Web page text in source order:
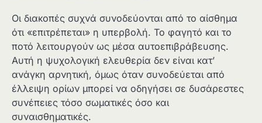
Οι διακοπές συχνά συνοδεύονται από το αίσθημα
ότι «επιτρέπεται» η υπερβολή. Το φαγητό και το
ποτό λειτουργούν ως μέσα αυτοεπιβράβευσης.
Αυτή η ψυχολογική ελευθερία δεν είναι κατ’
ανάγκη αρνητική, όμως όταν συνοδεύεται από
έλλειψη ορίων μπορεί να οδηγήσει σε δυσάρεστες
συνέπειες τόσο σωματικές όσο και
συναισθηματικές.